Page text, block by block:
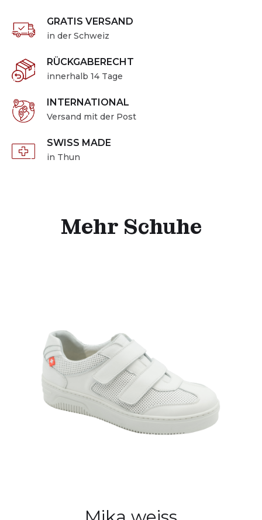
GRATIS VERSAND
in der Schweiz
RÜCKGABERECHT
innerhalb 14 Tage
INTERNATIONAL
Versand mit der Post
SWISS MADE
in Thun
Mehr Schuhe